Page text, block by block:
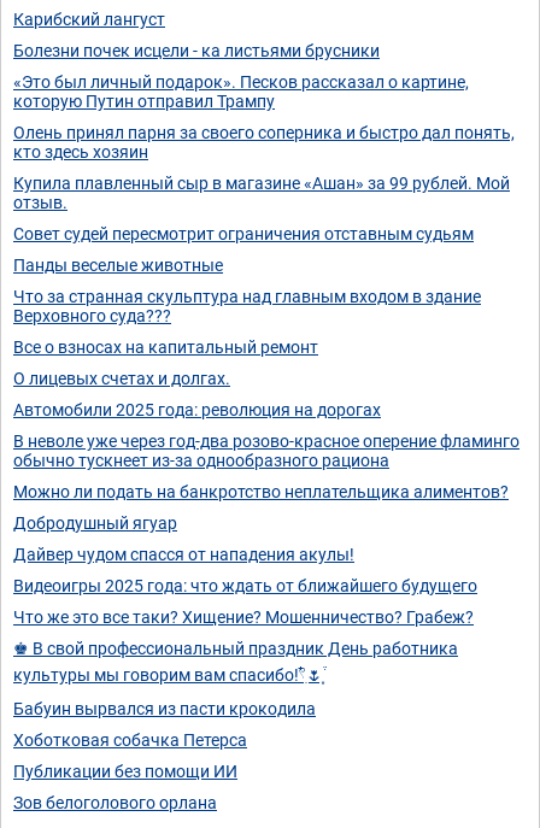
Карибский лангуст
Болезни почек исцели - ка листьями брусники
«Это был личный подарок». Песков рассказал о картине,
которую Путин отправил Трампу
Олень принял парня за своего соперника и быстро дал понять,
кто здесь хозяин
Купила плавленный сыр в магазине «Ашан» за 99 рублей. Мой
отзыв.
Совет судей пересмотрит ограничения отставным судьям
Панды веселые животные
Что за странная скульптура над главным входом в здание
Верховного суда???
Все о взносах на капитальный ремонт
О лицевых счетах и долгах.
Автомобили 2025 года: революция на дорогах
В неволе уже через год-два розово-красное оперение фламинго
обычно тускнеет из-за однообразного рациона
Можно ли подать на банкротство неплательщика алиментов?
Добродушный ягуар
Дайвер чудом спасся от нападения акулы!
Видеоигры 2025 года: что ждать от ближайшего будущего
Что же это все таки? Хищение? Мошенничество? Грабеж?
♚ В свой профессиональный праздник День работника
культуры мы говорим вам спасибо!𓍢ִ໋🌷͙֒
Бабуин вырвался из пасти крокодила
Хоботковая собачка Петерса
Публикации без помощи ИИ
Зов белоголового орлана